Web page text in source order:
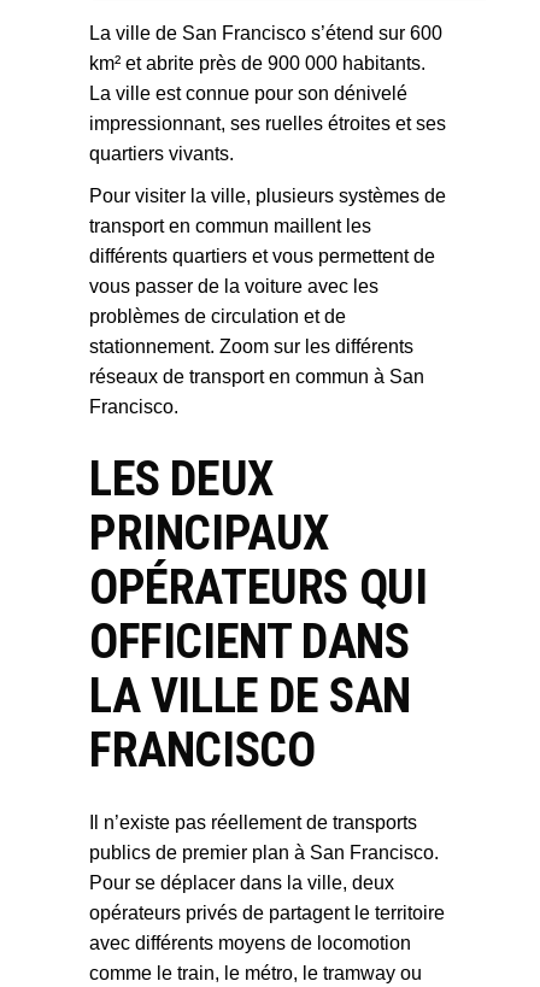
La ville de San Francisco s’étend sur 600
km² et abrite près de 900 000 habitants.
La ville est connue pour son dénivelé
impressionnant, ses ruelles étroites et ses
quartiers vivants.
Pour visiter la ville, plusieurs systèmes de
transport en commun maillent les
différents quartiers et vous permettent de
vous passer de la voiture avec les
problèmes de circulation et de
stationnement. Zoom sur les différents
réseaux de transport en commun à San
Francisco.
LES DEUX
PRINCIPAUX
OPÉRATEURS QUI
OFFICIENT DANS
LA VILLE DE SAN
FRANCISCO
Il n’existe pas réellement de transports
publics de premier plan à San Francisco.
Pour se déplacer dans la ville, deux
opérateurs privés de partagent le territoire
avec différents moyens de locomotion
comme le train, le métro, le tramway ou